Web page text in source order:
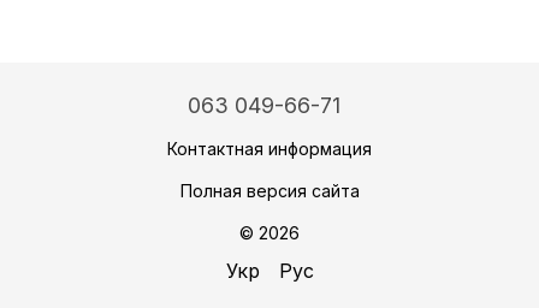
063 049-66-71
Контактная информация
Полная версия сайта
© 2026
Укр Рус